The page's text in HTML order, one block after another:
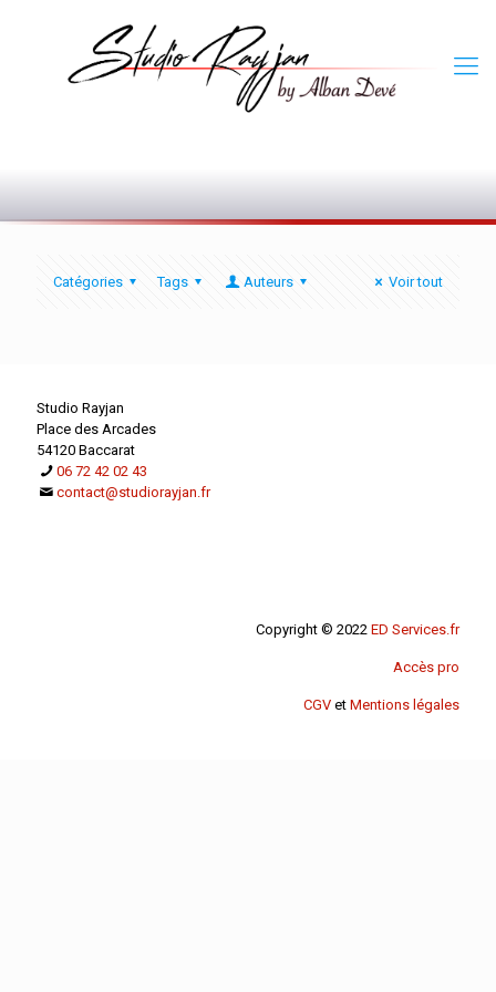
Catégories Tags Auteurs Voir tout
Studio Rayjan
Place des Arcades
54120 Baccarat
06 72 42 02 43
contact@studiorayjan.fr
Copyright © 2022 ED Services.fr
Accès pro
CGV et Mentions légales